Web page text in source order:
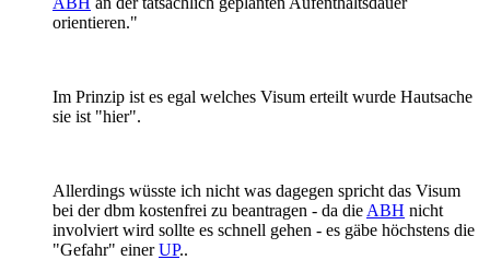
orientieren."
Im Prinzip ist es egal welches Visum erteilt wurde Hautsache
sie ist "hier".
Allerdings wüsste ich nicht was dagegen spricht das Visum
bei der dbm kostenfrei zu beantragen - da die ABH nicht
involviert wird sollte es schnell gehen - es gäbe höchstens die
"Gefahr" einerUP..